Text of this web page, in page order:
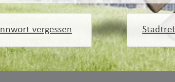
vergessen